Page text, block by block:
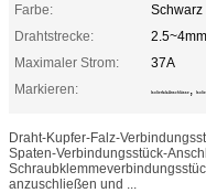
Farbe:
Schwarz
Drahtstrecke:
Maximaler Strom:
37A
Markieren:
Isolierfalz-Anschlüsse ,
Draht-Kupfer-Falz-
Spaten-Verbindungsstück-
anzuschließen und ...